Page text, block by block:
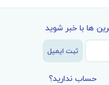
ها با خبر شوید
ثبت ایمیل
حساب ندارید؟